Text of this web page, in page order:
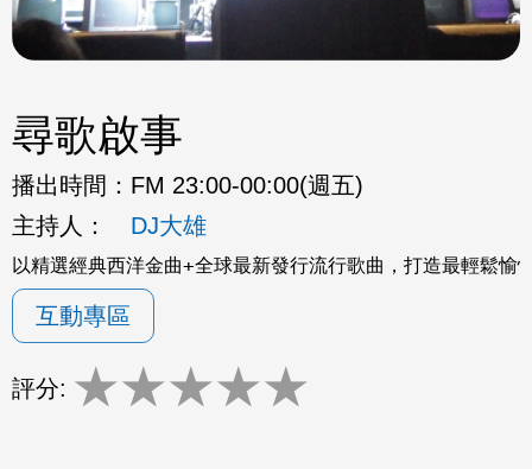
尋歌啟事
播出時間： FM 23:00-00:00(週五)
主持人：
DJ大雄
以精選經典西洋金曲+全球最新發行流行歌曲，打造最輕鬆愉
互動專區
評分: ★★★★★